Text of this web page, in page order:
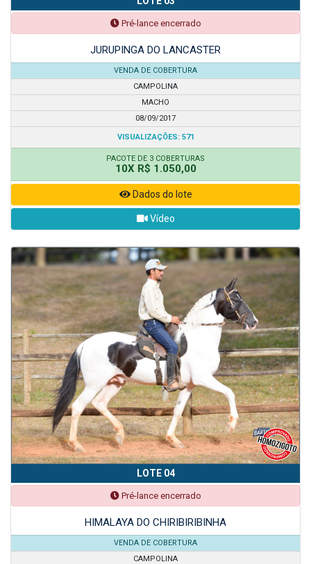
Pré-lance encerrado
JURUPINGA DO LANCASTER
VENDA DE COBERTURA
CAMPOLINA
MACHO
08/09/2017
VISUALIZAÇÕES: 571
PACOTE DE 3 COBERTURAS
10X R$ 1.050,00
Dados do lote
Vídeo
LOTE 04
Pré-lance encerrado
HIMALAYA DO CHIRIBIRIBINHA
VENDA DE COBERTURA
CAMPOLINA